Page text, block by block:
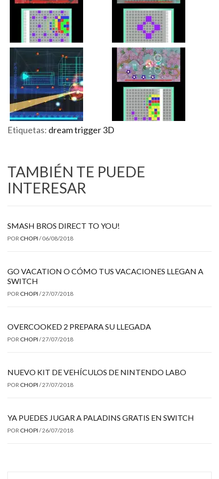
Etiquetas: dream trigger 3D
TAMBIÉN TE PUEDE
INTERESAR
SMASH BROS DIRECT TO YOU!
POR CHOPI / 06/08/2018
GO VACATION O CÓMO TUS VACACIONES LLEGAN A
SWITCH
POR CHOPI /27/07/2018
OVERCOOKED 2 PREPARA SU LLEGADA
POR CHOPI /27/07/2018
NUEVO KIT DE VEHÍCULOS DE NINTENDO LABO
POR CHOPI /27/07/2018
YA PUEDES JUGAR A PALADINS GRATIS EN SWITCH
POR CHOPI /26/07/2018